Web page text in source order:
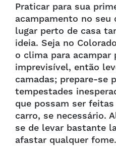
Praticar para sua
acampamento no
lugar perto de casa
ideia. Seja no
o clima para acampar
imprevisível, então
camadas; prepare-se
tempestades
que possam ser
carro, se necessário.
se de levar bastante
afastar qualquer fome.